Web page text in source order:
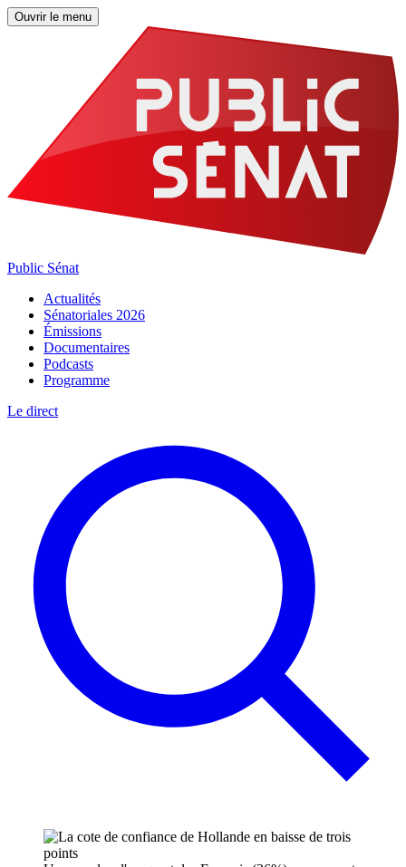
Ouvrir le menu
Public Sénat
Actualités
Sénatoriales 2026
Émissions
Documentaires
Podcasts
Programme
Le direct